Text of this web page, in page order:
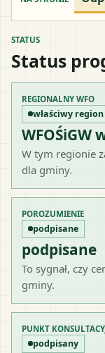
STATUS
Status
REGIONALNY WFO
właściwy region
WFOŚiGW
W tym regionie
dla gminy.
POROZUMIENIE
podpisane
podpisane
To sygnał, czy
gminy.
PUNKT
podpisany